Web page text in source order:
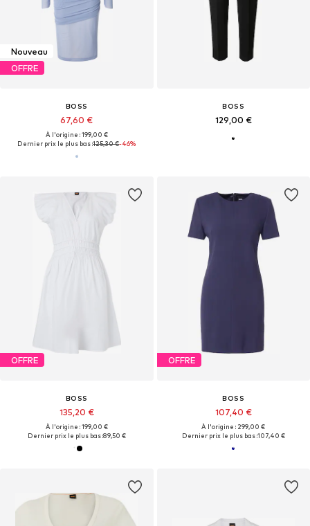
Nouveau
OFFRE
BOSS
67,60 €
À l'origine : 199,00 €
Dernier prix le plus bas :125,30 €-46%
BOSS
129,00 €
OFFRE
BOSS
135,20 €
À l'origine : 199,00 €
Dernier prix le plus bas :89,50 €
OFFRE
BOSS
107,40 €
À l'origine : 299,00 €
Dernier prix le plus bas :107,40 €